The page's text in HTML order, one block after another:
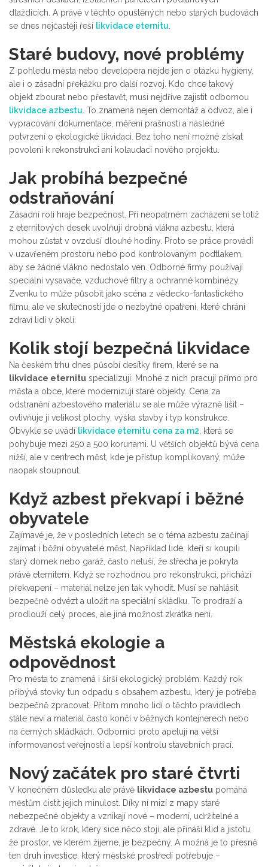
dlaždicích. A právě v těchto opuštěných nebo starých budovách
se dnes nejčastěji řeší likvidace eternitu
Staré budovy, nové problémy
Z pohledu města nebo developera nejde jen o otázku hygieny,
ale i o zásadní překážku pro další rozvoj. Kdo chce takový
objekt zbourat nebo přestavět, musí nejdříve zajistit odbornou
likvidace azbestu . To znamená nejen demontáž a odvoz, ale i
vypracování dokumentace, měření prašnosti a následné
potvrzení o ekologické likvidaci. Bez toho není možné získat
povolení k rekonstrukci ani kolaudaci nového projektu.
Jak probíhá bezpečné
odstraňování
Zásadní roli hraje bezpečnost. Při neopatrném zacházení se totiž
z eternitových desek uvolňují drobná vlákna azbestu, která
mohou zůstat v ovzduší dlouhé hodiny. Proto se práce provádí
v uzavřeném prostoru nebo pod kontrolovaným podtlakem,
aby se žádné vlákno nedostalo ven. Odborné firmy používají
speciální vysavače, vzduchové filtry a ochranné kombinézy.
Zvenku to může působit jako scéna z vědecko-fantastického
filmu, ale ve skutečnosti jde o nezbytné opatření, které chrání
zdraví lidí v okolí.
Kolik stojí bezpečná likvidace
Na českém trhu dnes působí desítky firem, které se na
likvidace eternitu specializují. Mnohé z nich pracují přímo pro
města a obce, které modernizují staré objekty. Cena za
odstranění azbestového materiálu se ale může výrazně lišit –
ovlivňuje ji velikost plochy, výška stavby i typ konstrukce.
Obvykle se uvádí likvidace eternitu cena za m2 , která se
pohybuje mezi 250 a 500 korunami. U větších objektů bývá cena
nižší, ale v centrech měst, kde je přístup komplikovaný, může
naopak stoupnout.
Když azbest překvapí i běžné
obyvatele
Zajímavé je, že v posledních letech se o téma azbestu začínají
zajímat i běžní obyvatelé měst. Například lidé, kteří si koupili
starý domek nebo garáž, často netuší, že střecha je pokryta
právě eternitem. Když se rozhodnou pro rekonstrukci, přichází
překvapení – materiál nelze jen tak vyhodit. Musí se nahlásit,
bezpečně odvézt a uložit na speciální skládku. To prodraží a
prodlouží celý proces, ale jiná možnost zkrátka není.
Městská ekologie a
odpovědnost
Pro města to znamená i širší ekologický problém. Každý rok
přibývá stovky tun odpadu s obsahem azbestu, který je potřeba
bezpečně zpracovat. Přitom mnoho lidí o těchto pravidlech
stále neví a materiál často končí v běžných kontejnerech nebo
na černých skládkách. Odborníci proto apelují na větší
informovanost veřejnosti a lepší kontrolu stavebních prací.
Nový začátek pro staré čtvrti
V konečném důsledku ale právě likvidace azbestu pomáhá
městům čistit jejich minulost. Díky ní mizí z mapy staré
nebezpečné objekty a vznikají nové – moderní, udržitelné a
zdravé. Je to krok, který sice něco stojí, ale přináší klid a jistotu,
že prostor, ve kterém žijeme, je bezpečný. A možná je to přesně
ten druh investice, který městské prostředí potřebuje –